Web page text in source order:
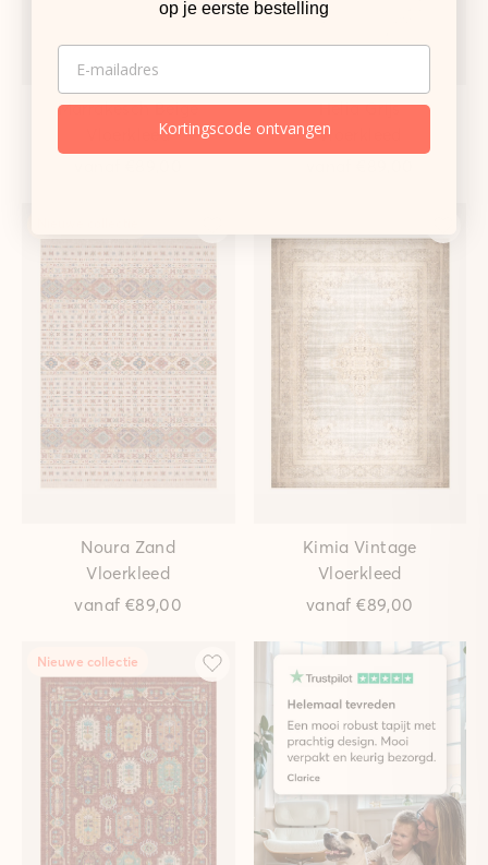
Marrakesch Beige
Vloerkleed
Helia Grijs
Vloerkleed
Noura Zand
Vloerkleed
vanaf €89,00
Kimia Vintage
Vloerkleed
vanaf€89,00
Nieuwe collectie
op je eerste bestelling
EMAIL
Kortingscode ontvangen